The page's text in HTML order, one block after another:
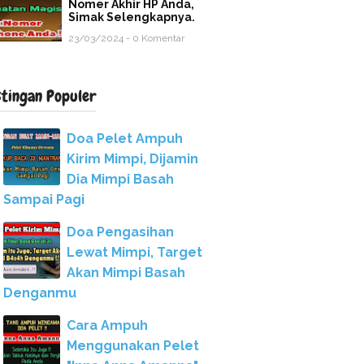
Nomer Akhir HP Anda,
Simak Selengkapnya.
23/03/2024 - 0 Komentar
Populer
Doa Pelet Ampuh
Kirim Mimpi, Dijamin
Dia Mimpi Basah
Sampai Pagi
Doa Pengasihan
Lewat Mimpi, Target
Akan Mimpi Basah
Denganmu
Cara Ampuh
Menggunakan Pelet